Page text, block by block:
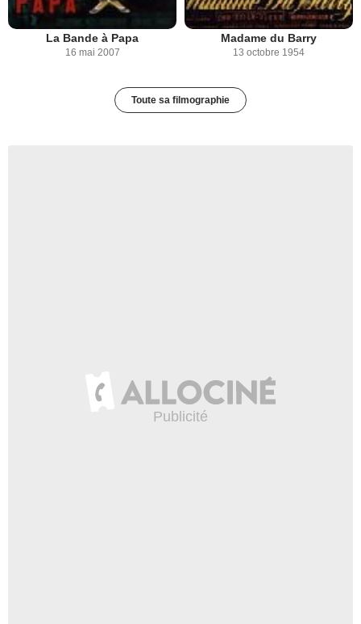
La Bande à Papa
16 mai 2007
Madame du Barry
13 octobre 1954
Toute sa filmographie